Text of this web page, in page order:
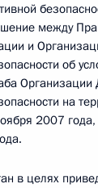
между
и
об
Организации
на
2007
в целях